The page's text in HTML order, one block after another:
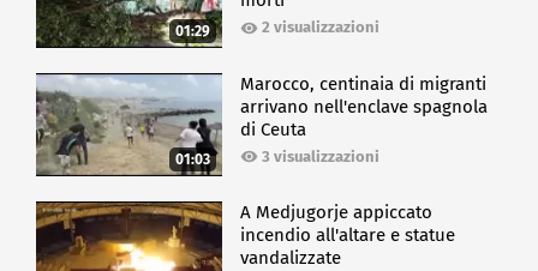
01:29 2 visualizzazioni
01:03
Marocco, centinaia di migranti
arrivano nell'enclave spagnola
di Ceuta
3 visualizzazioni
A Medjugorje appiccato
incendio all'altare e statue
vandalizzate